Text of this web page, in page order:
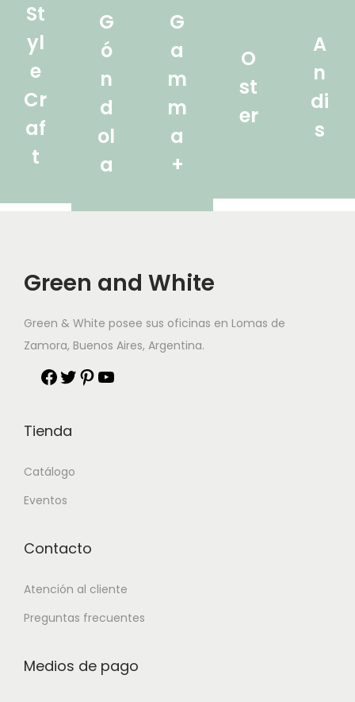
St
yl
e
Cr
af
t
G
ó
n
d
ol
a
G
a
m
m
a
+
O
st
er
A
n
di
s
Green and White
Green & White posee sus oficinas en Lomas de
Zamora, Buenos Aires, Argentina.
Tienda
Catálogo
Eventos
Contacto
Atención al cliente
Preguntas frecuentes
Medios de pago